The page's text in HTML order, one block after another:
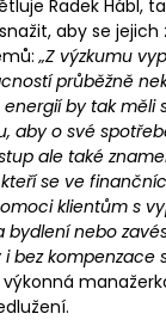
Radek Hábl,
aby se jejich
„Z výzkumu
průběžně
by tak měli
aby o své
ale také
se ve
klientům s
bydlení nebo
bez kompenzace